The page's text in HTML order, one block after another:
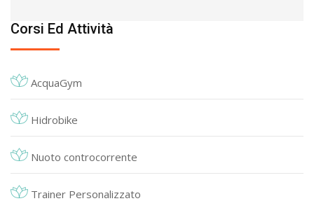
Corsi Ed Attività
AcquaGym
Hidrobike
Nuoto controcorrente
Trainer Personalizzato